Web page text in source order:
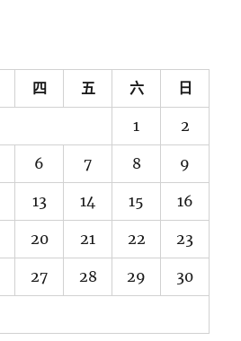
四 五 六 日
1 2
6 7 8 9
13 14 15 16
20 21 22 23
27 28 29 30